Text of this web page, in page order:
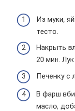
Из муки,
тесто.
Накрыть
20 мин.
Печенку с
В фарш
масло,